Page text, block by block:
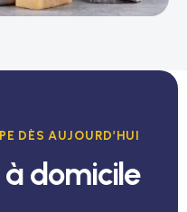
DÈS AUJOURD’HUI
à domicile